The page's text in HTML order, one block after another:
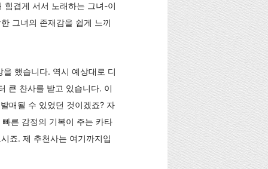
힘겹게 서서 노래하는 그녀-이
그녀의 존재감을 쉽게 느끼
했습니다. 역시 예상대로 디
큰 찬사를 받고 있습니다. 이
매될 수 있었던 것이겠죠? 자
른 감정의 기복이 주는 카타
죠. 제 추천사는 여기까지입